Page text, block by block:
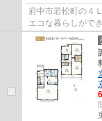
府中市若松町の４
エコな暮らしがで
す。府中市でお住